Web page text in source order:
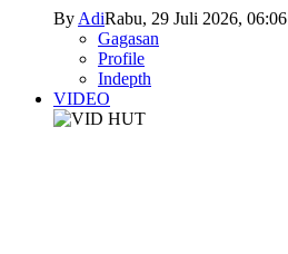
ByAdiRabu, 29 Juli 2026, 06:06
Gagasan
Profile
Indepth
VIDEO